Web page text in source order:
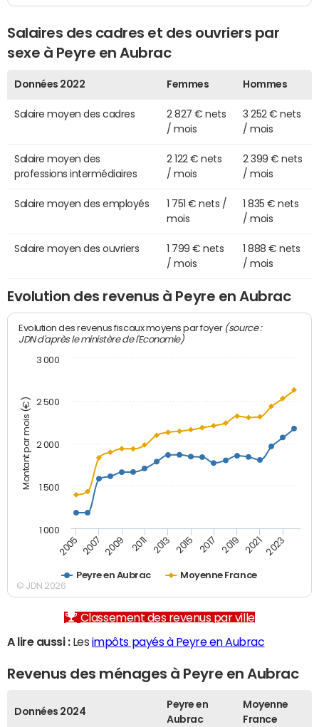
Salaires des cadres et des ouvriers par
sexe à Peyre en Aubrac
Données 2022 Femmes Hommes
Salaire moyen des cadres
2 827 € nets
/ mois
3 252 € nets
/ mois
Salaire moyen des
professions intermédiaires
2 122 € nets
/ mois
2 399 € nets
/ mois
Salaire moyen des employés
1 751 € nets /
mois
1 835 € nets
/ mois
Salaire moyen des ouvriers
1 799 € nets
/ mois
1 888 € nets
/ mois
Evolution des revenus à Peyre en Aubrac
Montant par mois (€)
Evolution des revenus fiscaux moyens par foyer (source :
JDN d'après le ministère de l'Economie)
Peyre en Aubrac Moyenne France
2005 2007 2009 2011 2013 2015 2017 2019 2021 2023
1 000
1 500
2 000
2 500
3 000
© JDN 2026
Classement des revenus par ville
A lire aussi :Les impôts payés à Peyre en Aubrac
Revenus des ménages à Peyre en Aubrac
Données 2024
Peyre en
Aubrac
Moyenne
France